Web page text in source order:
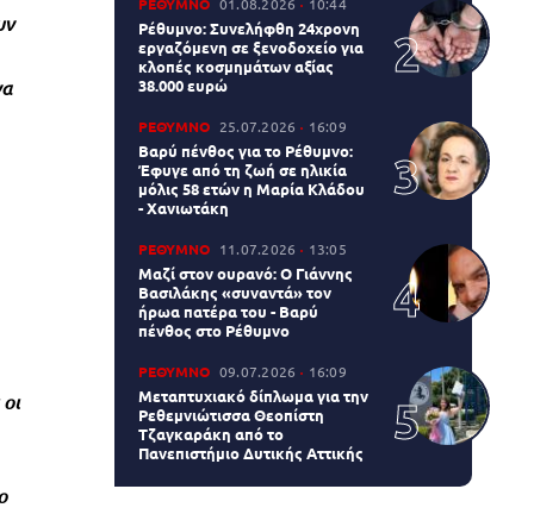
ΡΕΘΥΜΝΟ 01.08.2026 10:44
Ρέθυμνο: Συνελήφθη 24χρονη
εργαζόμενη σε ξενοδοχείο για
κλοπές κοσμημάτων αξίας
38.000 ευρώ
ΡΕΘΥΜΝΟ 25.07.2026 16:09
Βαρύ πένθος για το Ρέθυμνο:
Έφυγε από τη ζωή σε ηλικία
μόλις 58 ετών η Μαρία Κλάδου
- Χανιωτάκη
ΡΕΘΥΜΝΟ 11.07.2026 13:05
Μαζί στον ουρανό: Ο Γιάννης
Βασιλάκης «συναντά» τον
ήρωα πατέρα του - Βαρύ
πένθος στο Ρέθυμνο
ΡΕΘΥΜΝΟ 09.07.2026 16:09
Μεταπτυχιακό δίπλωμα για την
Ρεθεμνιώτισσα Θεοπίστη
Τζαγκαράκη από το
Πανεπιστήμιο Δυτικής Αττικής